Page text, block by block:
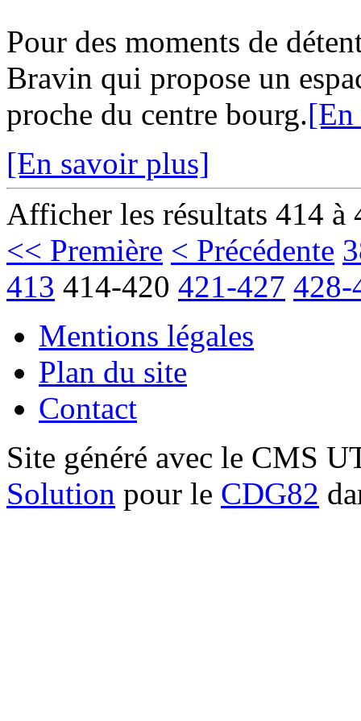
Pour des moments de
Bravin qui propose un
proche du centre bourg.[En
[En savoir plus]
Afficher les résultats 414 à
<< Première < Précédente
413 414-420 421-427 428-
Mentions légales
Plan du site
Contact
Site généré avec le CMS
Solution pour le CDG82